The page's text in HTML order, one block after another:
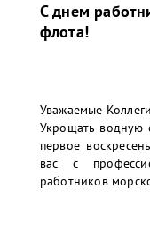
письма: УНЭП
В случае вашей
использования
присоединения
органа к
С днем
флота!
Уважаемые
Укрощать водную
первое
вас с
работников